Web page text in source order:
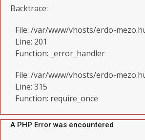
Backtrace:
File: /var/www/vhosts/erdo-
Line: 201
Function: _error_handler
File: /var/www/vhosts/erdo-
Line: 315
Function: require_once
A PHP Error was encountered